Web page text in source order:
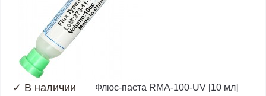
✓ В наличии
Флюс-паста RMA-100-UV [10 мл]